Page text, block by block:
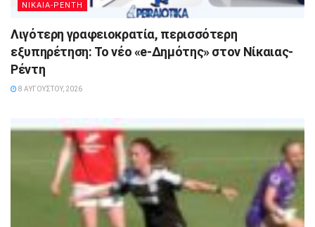
ΝΙΚΑΙΑ-ΡΕΝΤΗ
Λιγότερη γραφειοκρατία, περισσότερη
εξυπηρέτηση: Το νέο «e-Δημότης» στον Νίκαιας-
Ρέντη
8 ΑΥΓΟΎΣΤΟΥ, 2026